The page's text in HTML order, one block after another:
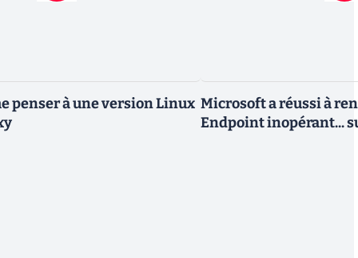
penser à une version Linux Microsoft a réussi à
Endpoint inopérant...